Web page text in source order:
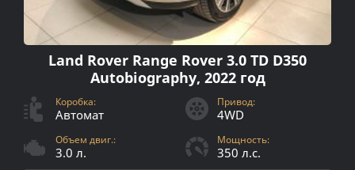
Land Rover Range Rover 3.0 TD D350
Autobiography, 2022 год
Коробка:
Автомат
Привод:
4WD
Объем двиг.:
3.0 л.
Мощность:
350 л.с.